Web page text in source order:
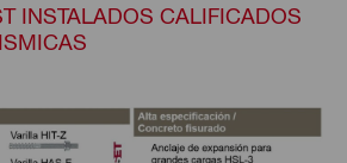
INSTALADOS CALIFICADOS